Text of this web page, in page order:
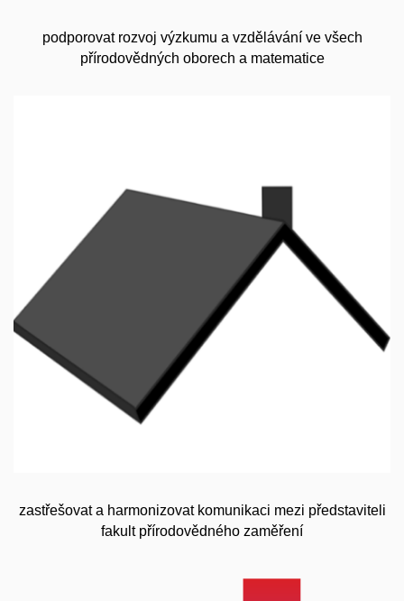
podporovat rozvoj výzkumu a vzdělávání ve všech
přírodovědných oborech a matematice
zastřešovat a harmonizovat komunikaci mezi představiteli
fakult přírodovědného zaměření